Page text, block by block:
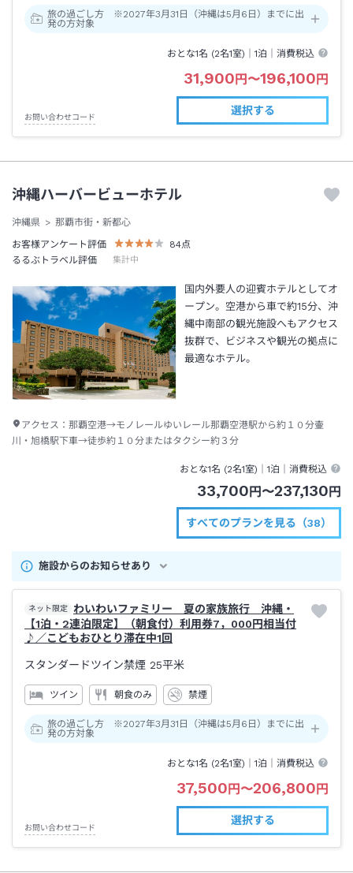
旅の過ごし方 ※2027年3月31日（沖縄は5月6日）までに出
発の方対象
おとな1名 (2名1室)｜1泊 ｜消費税込
31,900円〜196,100円
お問い合わせコード
選択する
沖縄ハーバービューホテル
沖縄県
那覇市街・新都心
お客様アンケート評価
84点
るるぶトラベル評価
集計中
国内外要人の迎賓ホテルとしてオ
ープン。空港から車で約15分、沖
縄中南部の観光施設へもアクセス
抜群で、ビジネスや観光の拠点に
最適なホテル。
アクセス： 那覇空港→モノレールゆいレール那覇空港駅から約１０分壷
川・旭橋駅下車→徒歩約１０分またはタクシー約３分
おとな1名 (2名1室)｜1泊 ｜消費税込
33,700円〜237,130円
すべてのプランを見る（38）
施設からのお知らせあり
ネット限定
わいわいファミリー 夏の家族旅行 沖縄・
【1泊・2連泊限定】（朝食付）利用券7，000円相当付
♪／こどもおひとり滞在中1回
スタンダードツイン禁煙 25平米
ツイン 朝食のみ 禁煙
旅の過ごし方 ※2027年3月31日（沖縄は5月6日）までに出
発の方対象
おとな1名 (2名1室)｜1泊 ｜消費税込
37,500 円 〜206,800 円
お問い合わせコード
選択する